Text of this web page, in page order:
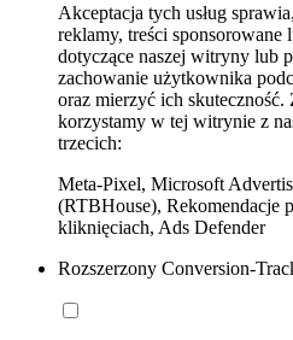
Akceptacja tych usług
reklamy, treści sponsorowane
dotyczące naszej witryny lub
zachowanie użytkownika
oraz mierzyć ich
korzystamy w tej witrynie z
trzecich:
Meta-Pixel, Microsoft
(RTBHouse), Rekomendacje
kliknięciach, Ads Defender
Rozszerzony Conversion-